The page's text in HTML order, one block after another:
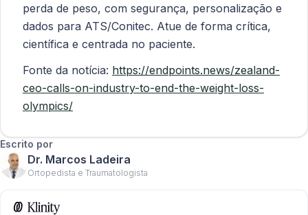
perda de peso, com segurança, personalização e
dados para ATS/Conitec. Atue de forma crítica,
científica e centrada no paciente.
Fonte da notícia: https://endpoints.news/zealand-
ceo-calls-on-industry-to-end-the-weight-loss-
olympics/
Escrito por
Dr. Marcos Ladeira
Ortopedista e Traumatologista